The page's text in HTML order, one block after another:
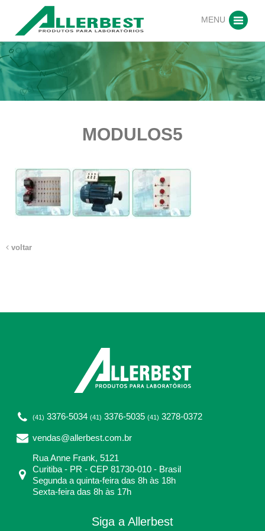
MENU
MODULOS5
voltar
(41) 3376-5034 (41) 3376-5035 (41) 3278-0372
vendas@allerbest.com.br
Rua Anne Frank, 5121
Curitiba - PR - CEP 81730-010 - Brasil
Segunda a quinta-feira das 8h às 18h
Sexta-feira das 8h às 17h
Siga a Allerbest